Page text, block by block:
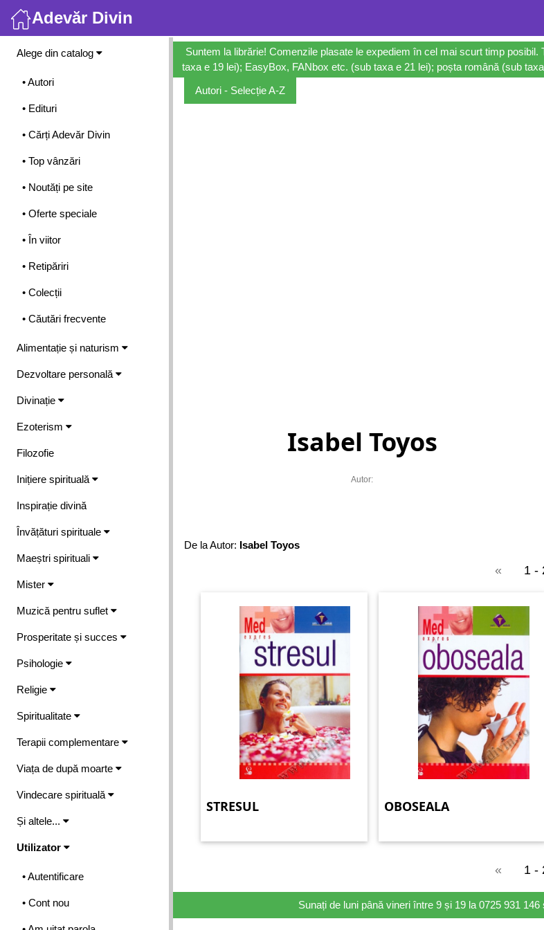
Adevăr Divin
Meniu
Alege din catalog
• Autori
• Edituri
• Cărți Adevăr Divin
• Top vânzări
• Noutăți pe site
• Oferte speciale
• În viitor
• Retipăriri
• Colecții
• Căutări frecvente
Alimentație și naturism
Dezvoltare personală
Divinație
Ezoterism
Filozofie
Inițiere spirituală
Inspirație divină
Învățături spirituale
Maeștri spirituali
Mister
Muzică pentru suflet
Prosperitate și succes
Psihologie
Religie
Spiritualitate
Terapii complementare
Viața de după moarte
Vindecare spirituală
Și altele...
Utilizator
• Autentificare
• Cont nou
Suntem la librărie! Comenzile plasate le expediem în cel mai scurt timp
taxa e 19 lei); EasyBox, FANbox etc. (sub taxa e 21 lei); poșta română (sub
Autori - Selecție A-Z
Isabel Toyos
Autor:
De la Autor: Isabel Toyos
« 1 -
STRESUL OBOSEALA
« 1 -
Sunați de luni până vineri între 9 și 19 la 0725 931